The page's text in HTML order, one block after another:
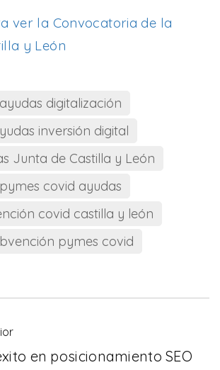
ver la Convocatoria de la
y León
ayudas digitalización
inversión digital
Junta de Castilla y León
pymes covid ayudas
covid castilla y león
pymes covid
en posicionamiento SEO